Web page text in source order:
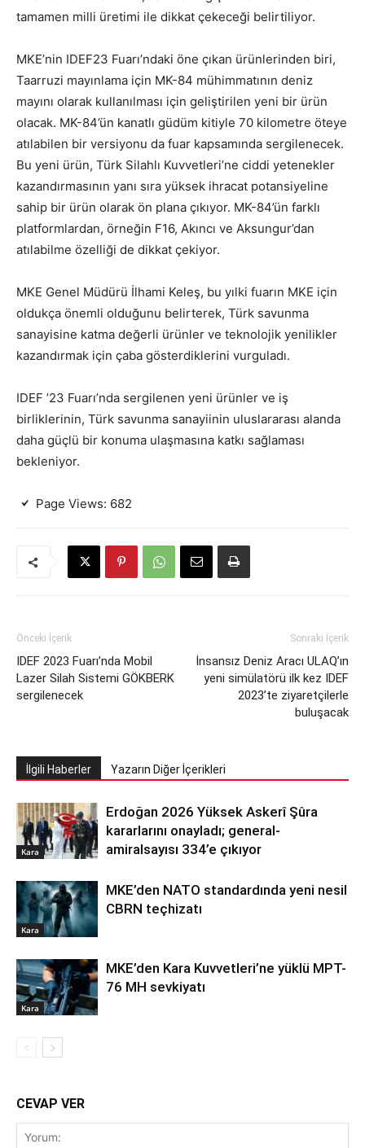
tamamen milli üretimi ile dikkat çekeceği belirtiliyor.
MKE’nin IDEF23 Fuarı’ndaki öne çıkan ürünlerinden biri,
Taarruzi mayınlama için MK-84 mühimmatının deniz
mayını olarak kullanılması için geliştirilen yeni bir ürün
olacak. MK-84’ün kanatlı güdüm kitiyle 70 kilometre öteye
atılabilen bir versiyonu da fuar kapsamında sergilenecek.
Bu yeni ürün, Türk Silahlı Kuvvetleri’ne ciddi yetenekler
kazandırmasının yanı sıra yüksek ihracat potansiyeline
sahip bir ürün olarak ön plana çıkıyor. MK-84’ün farklı
platformlardan, örneğin F16, Akıncı ve Aksungur’dan
atılabilme özelliği de dikkat çekiyor.
MKE Genel Müdürü İlhami Keleş, bu yılki fuarın MKE için
oldukça önemli olduğunu belirterek, Türk savunma
sanayisine katma değerli ürünler ve teknolojik yenilikler
kazandırmak için çaba gösterdiklerini vurguladı.
IDEF ’23 Fuarı’nda sergilenen yeni ürünler ve iş
birliklerinin, Türk savunma sanayiinin uluslararası alanda
daha güçlü bir konuma ulaşmasına katkı sağlaması
bekleniyor.
Page Views: 682
Önceki İçerik
IDEF 2023 Fuarı’nda Mobil
Lazer Silah Sistemi GÖKBERK
sergilenecek
Sonraki İçerik
İnsansız Deniz Aracı ULAQ’ın
yeni simülatörü ilk kez IDEF
2023’te ziyaretçilerle
buluşacak
İlgili Haberler Yazarın Diğer İçerikleri
Kara
Erdoğan 2026 Yüksek Askerî Şûra
kararlarını onayladı; general-
amiralsayısı 334’e çıkıyor
Kara
MKE’den NATO standardında yeni nesil
CBRN teçhizatı
Kara
MKE’den Kara Kuvvetleri’ne yüklü MPT-
76 MH sevkiyatı
CEVAP VER